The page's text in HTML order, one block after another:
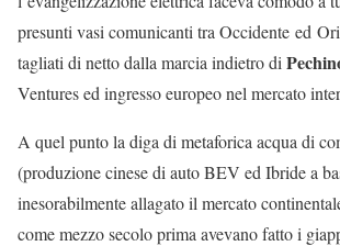
presunti vasi comunicanti tra Occidente ed
tagliati di netto dalla marcia indietro di
Ventures ed ingresso europeo nel mercato
A quel punto la diga di metaforica acqua di
(produzione cinese di auto BEV ed Ibride a
inesorabilmente allagato il mercato
come mezzo secolo prima avevano fatto i